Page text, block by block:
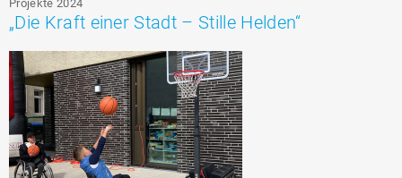
Projekte 2024
„Die Kraft einer Stadt – Stille Helden“